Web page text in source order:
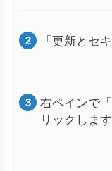
「更新とセ
右ペインで
リックします